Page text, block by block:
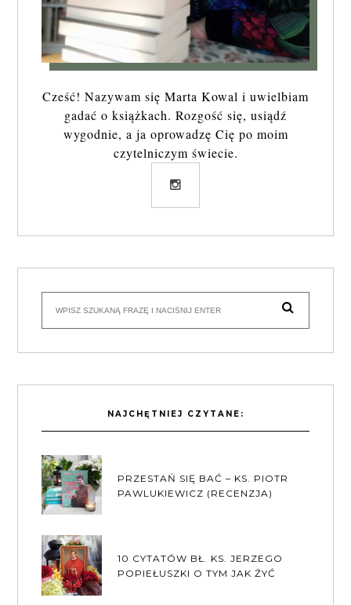
Cześć! Nazywam się Marta Kowal i uwielbiam
gadać o książkach. Rozgość się, usiądź
wygodnie, a ja oprowadzę Cię po moim
czytelniczym świecie.
NAJCHĘTNIEJ CZYTANE:
PRZESTAŃ SIĘ BAĆ – KS. PIOTR
PAWLUKIEWICZ (RECENZJA)
10 CYTATÓW BŁ. KS. JERZEGO
POPIEŁUSZKI O TYM JAK ŻYĆ